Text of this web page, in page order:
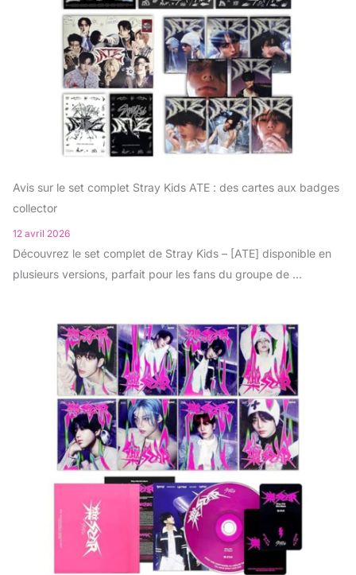
Avis sur le set complet Stray Kids ATE : des cartes aux badges
collector
12 avril 2026
Découvrez le set complet de Stray Kids – [ATE] disponible en
plusieurs versions, parfait pour les fans du groupe de ...